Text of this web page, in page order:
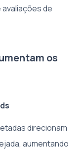
de
os
direcionam
aumentando